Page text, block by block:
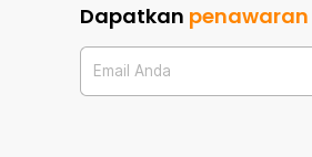
Dapatkan
Email Anda